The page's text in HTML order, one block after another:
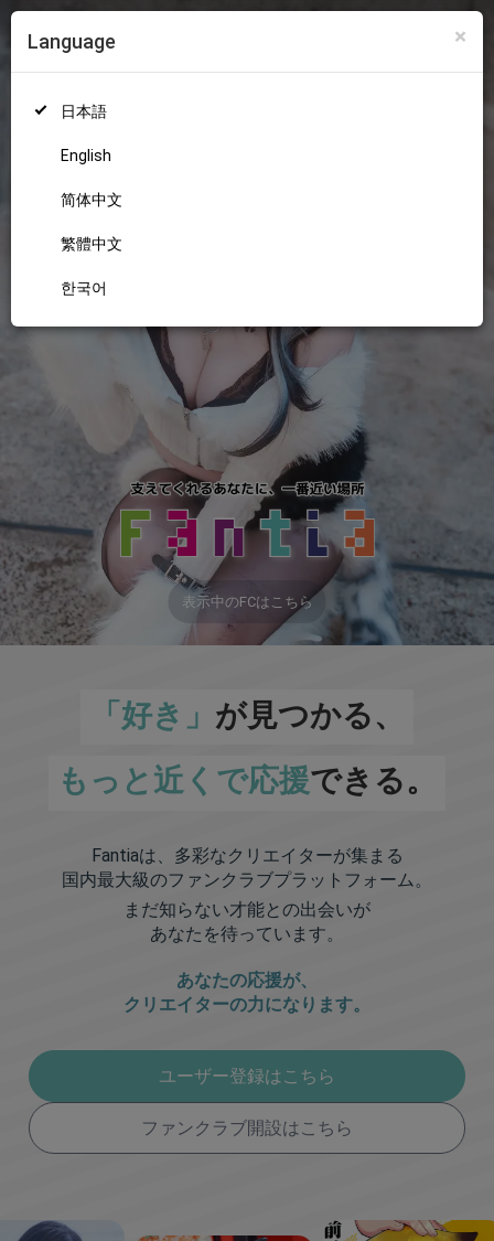
×
Language
日本語
English
简体中文
繁體中文
한국어
18+
表示中のFCはこちら
「好き」 が見つかる、
もっと近くで応援できる。
Fantiaは、多彩なクリエイターが集まる
国内最大級のファンクラブプラットフォーム。
まだ知らない才能との出会いが
あなたを待っています。
あなたの応援が、
クリエイターの力になります。
ユーザー登録はこちら
ファンクラブ開設はこちら